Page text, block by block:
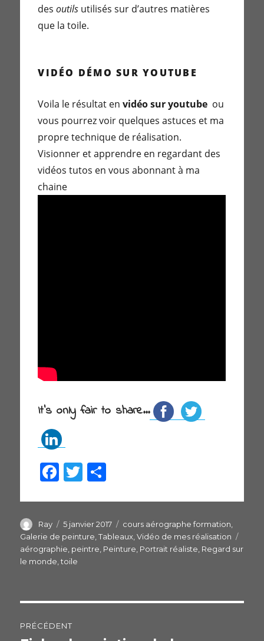
des outils utilisés sur d’autres matières
que la toile.
VIDÉO DÉMO SUR YOUTUBE
Voila le résultat envidéo sur youtube ou
vous pourrez voir quelques astuces et ma
propre technique de réalisation.
Visionner et apprendre en regardant des
vidéos tutos en vous abonnant à ma
chaine
It's only fair to share...
F
c
e
b
o
k
T
itt
er
ta
g
er
Auteur
Ray
Publié
le
5 janvier 2017 Catégories
cours aérographe formation
Galerie de peinture ,Tableaux ,Vidéo de mes réalisation
aérographie peintre Peinture Portrait réaliste Regard sur
le monde ,toile
PRÉCÉDENT